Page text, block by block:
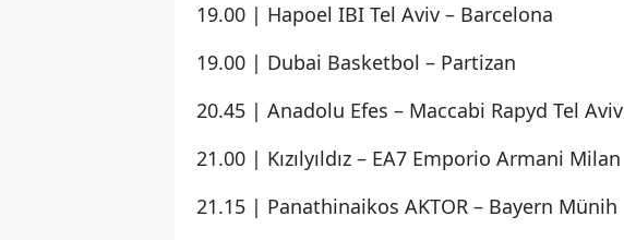
19.00 | Hapoel IBI Tel Aviv – Barcelona
19.00 | Dubai Basketbol – Partizan
20.45 | Anadolu Efes – Maccabi Rapyd Tel Aviv
21.00 | Kızılyıldız – EA7 Emporio Armani Milan
21.15 | Panathinaikos AKTOR – Bayern Münih